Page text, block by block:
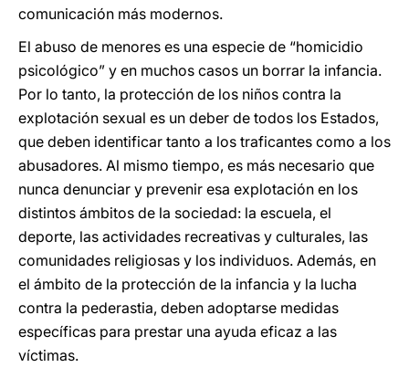
comunicación más modernos.
El abuso de menores es una especie de “homicidio
psicológico” y en muchos casos un borrar la infancia.
Por lo tanto, la protección de los niños contra la
explotación sexual es un deber de todos los Estados,
que deben identificar tanto a los traficantes como a los
abusadores. Al mismo tiempo, es más necesario que
nunca denunciar y prevenir esa explotación en los
distintos ámbitos de la sociedad: la escuela, el
deporte, las actividades recreativas y culturales, las
comunidades religiosas y los individuos. Además, en
el ámbito de la protección de la infancia y la lucha
contra la pederastia, deben adoptarse medidas
específicas para prestar una ayuda eficaz a las
víctimas.